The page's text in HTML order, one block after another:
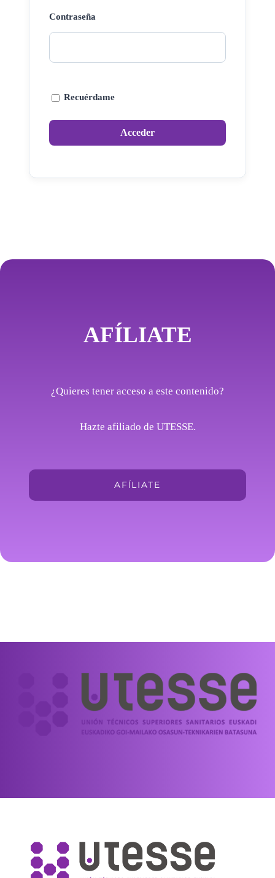
Contraseña
Recuérdame
AFÍLIATE
¿Quieres tener acceso a este contenido?
Hazte afiliado de UTESSE.
AFÍLIATE